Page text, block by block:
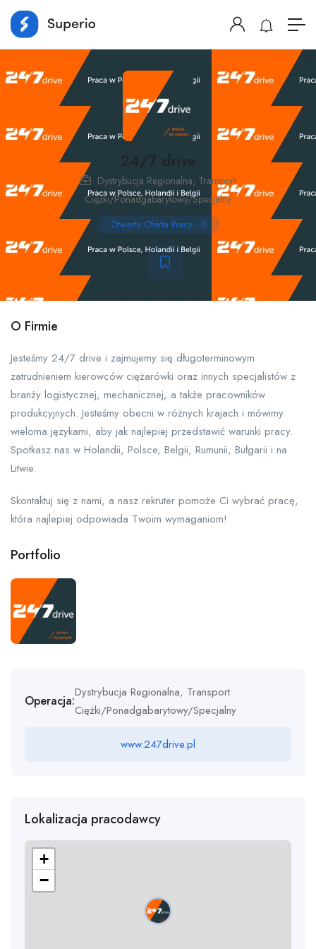
24/7 drive
Dystrybucja Regionalna, Transport
Ciężki/Ponadgabarytowy/Specjalny
Otwarta Oferta Pracy- 0
O Firmie
Jesteśmy 24/7 drive i zajmujemy się długoterminowym
zatrudnieniem kierowców ciężarówki oraz innych specjalistów z
branży logistycznej, mechanicznej, a także pracowników
produkcyjnych. Jesteśmy obecni w różnych krajach i mówimy
wieloma językami, aby jak najlepiej przedstawić warunki pracy.
Spotkasz nas w Holandii, Polsce, Belgii, Rumunii, Bułgarii i na
Litwie.
Skontaktuj się z nami, a nasz rekruter pomoże Ci wybrać pracę,
która najlepiej odpowiada Twoim wymaganiom!
Portfolio
Operacja:
Dystrybucja Regionalna, Transport
Ciężki/Ponadgabarytowy/Specjalny
www.247drive.pl
Lokalizacja pracodawcy
+
−